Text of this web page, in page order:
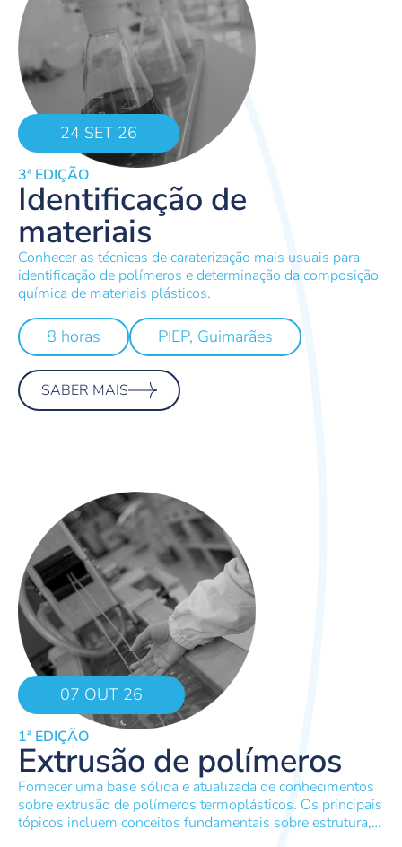
24 SET 26
3ª EDIÇÃO
Identificação de
materiais
Conhecer as técnicas de caraterização mais usuais para
identificação de polímeros e determinação da composição
química de materiais plásticos.
8 horas PIEP, Guimarães
SABER MAIS
07 OUT 26
1ª EDIÇÃO
Extrusão de polímeros
Fornecer uma base sólida e atualizada de conhecimentos
sobre extrusão de polímeros termoplásticos. Os principais
tópicos incluem conceitos fundamentais sobre estrutura,